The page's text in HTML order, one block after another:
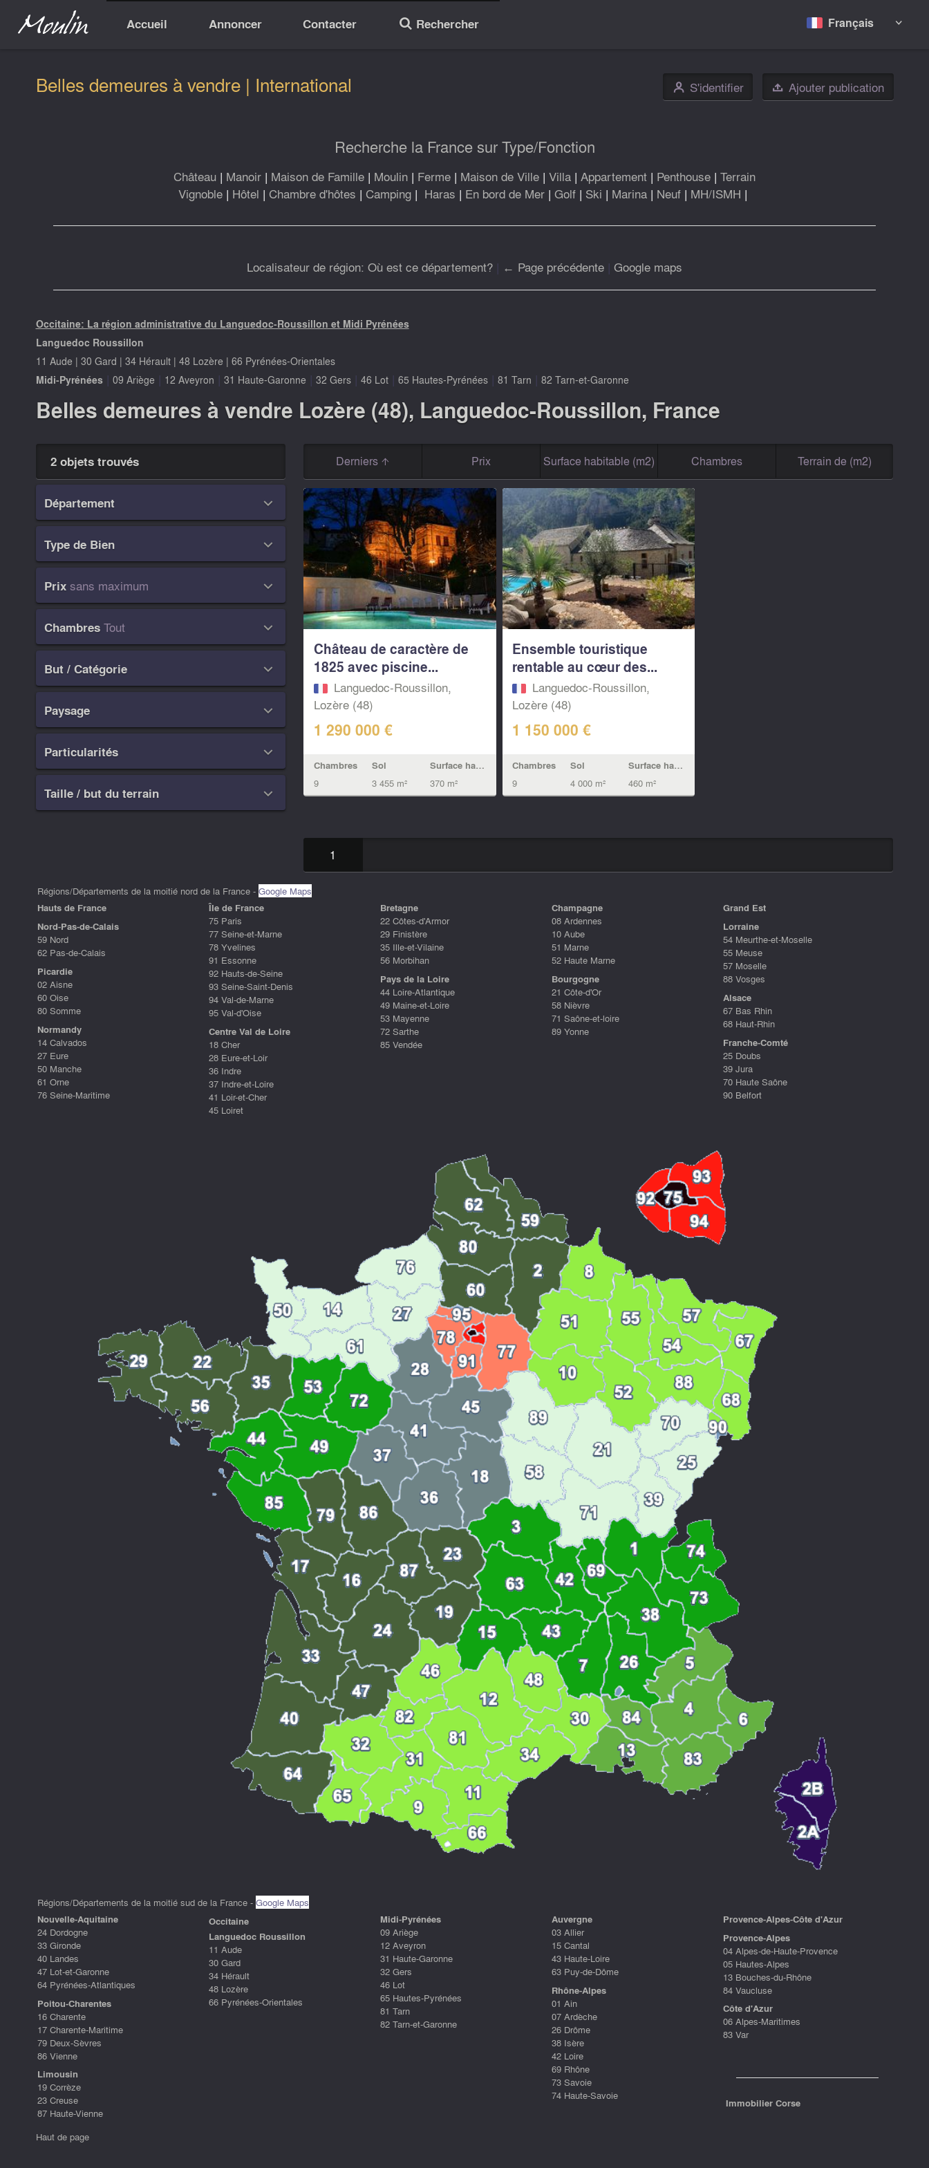
Accueil Annoncer Contacter 🔎 Rechercher Français 
Belles demeures à vendre | International 👤 S'identifier  Ajouter publication
Recherche la France sur Type/Fonction
Château | Manoir | Maison de Famille | Moulin | Ferme | Maison de Ville | Villa | Appartement | Penthouse | Terrain
Vignoble | Hôtel | Chambre d'hôtes | Camping | Haras | En bord de Mer | Golf | Ski | Marina | Neuf | MH/ISMH |
Localisateur de région: Où est ce département? | ← Page précédente | Google maps
Occitaine: La région administrative du Languedoc-Roussillon et Midi Pyrénées
Languedoc Roussillon
11 Aude | 30 Gard | 34 Hérault| 48 Lozère | 66 Pyrénées-Orientales
Midi-Pyrénées| 09 Ariège | 12 Aveyron | 31 Haute-Garonne | 32 Gers| 46 Lot| 65 Hautes-Pyrénées| 81 Tarn | 82 Tarn-et-Garonne
Belles demeures à vendre Lozère (48), Languedoc-Roussillon, France
2 objets trouvés
Département 
Type de Bien 
Prix sans maximum 
Chambres Tout 
But / Catégorie 
Paysage 
Particularités 
Taille / but du terrain 
Derniers Prix Surface habitable (m2) Chambres Terrain de (m2)
Château de caractère de
1825 avec piscine...
Languedoc-Roussillon,
Lozère (48)
1 290 000 €
Chambres
9
Sol
3 455 m²
Surface habitable
370 m²
Ensemble touristique
rentable au cœur des...
Languedoc-Roussillon,
Lozère (48)
1 150 000 €
Chambres
9
Sol
4 000 m²
Surface habitable
460 m²
1
Régions/Départements de la moitié nord de la France - Google Maps
Hauts de France
Nord-Pas-de-Calais
59 Nord
62 Pas-de-Calais
Picardie
02 Aisne
60 Oise
80 Somme
Normandy
14 Calvados
27 Eure
50 Manche
61 Orne
76 Seine-Maritime
ÎIe de France
75 Paris
77 Seine-et-Marne
78 Yvelines
91 Essonne
92 Hauts-de-Seine
93 Seine-Saint-Denis
94 Val-de-Marne
95 Val-d'Oise
Centre Val de Loire
18 Cher
28 Eure-et-Loir
36 Indre
37 Indre-et-Loire
41 Loir-et-Cher
45 Loiret
Bretagne
22 Côtes-d'Armor
29 Finistère
35 Ille-et-Vilaine
56 Morbihan
Pays de la Loire
44 Loire-Atlantique
49 Maine-et-Loire
53 Mayenne
72 Sarthe
85 Vendée
Champagne
08 Ardennes
10 Aube
51 Marne
52 Haute Marne
Bourgogne
21 Côte-d'Or
58 Nièvre
71 Saône-et-loire
89 Yonne
Grand Est
Lorraine
54 Meurthe-et-Moselle
55 Meuse
57 Moselle
88 Vosges
Alsace
67 Bas Rhin
68 Haut-Rhin
Franche-Comté
25 Doubs
39 Jura
70 Haute Saône
90 Belfort
Régions/Départements de la moitié sud de la France - Google Maps
Nouvelle-Aquitaine
24 Dordogne
33 Gironde
40 Landes
47 Lot-et-Garonne
64 Pyrénées-Atlantiques
Poitou-Charentes
16 Charente
17 Charente-Maritime
79 Deux-Sèvres
86 Vienne
Limousin
19 Corrèze
23 Creuse
87 Haute-Vienne
Occitaine
Languedoc Roussillon
11 Aude
30 Gard
34 Hérault
48 Lozère
66 Pyrénées-Orientales
Midi-Pyrénées
09 Ariège
12 Aveyron
31 Haute-Garonne
32 Gers
46 Lot
65 Hautes-Pyrénées
81 Tarn
82 Tarn-et-Garonne
Auvergne
03 Allier
15 Cantal
43 Haute-Loire
63 Puy-de-Dôme
Rhône-Alpes
01 Ain
07 Ardèche
26 Drôme
38 Isère
42 Loire
69 Rhône
73 Savoie
74 Haute-Savoie
Provence-Alpes-Côte d'Azur
Provence-Alpes
04 Alpes-de-Haute-Provence
05 Hautes-Alpes
13 Bouches-du-Rhône
84 Vaucluse
Côte d'Azur
06 Alpes-Maritimes
83 Var
Immobilier Corse
Haut de page